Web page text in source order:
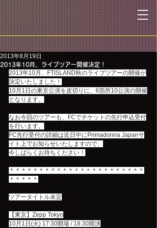
2013年10月、ライブツアー開催決定！
2013年8月19日
2013年10月、FTISLAND秋のライブツアーの開催が
決定いたしました！
10月1日の東京公演を皮切りに、6箇所10公演の開催
となります。
なお今回のツアーも、FCでチケットの先行申込受付
を行います。
FC先行受付の詳細は近日中にPrimadonna Japanサ
イト上でお知らせいたしますので、
今しばらくお待ちください！
＊＊＊＊＊＊＊＊＊＊＊＊＊＊＊＊＊＊＊＊＊＊＊
＊＊＊＊＊
ツアータイトル未定
【東京】Zepp Tokyo
10月1日(火) 17:30開場 / 18:30開演